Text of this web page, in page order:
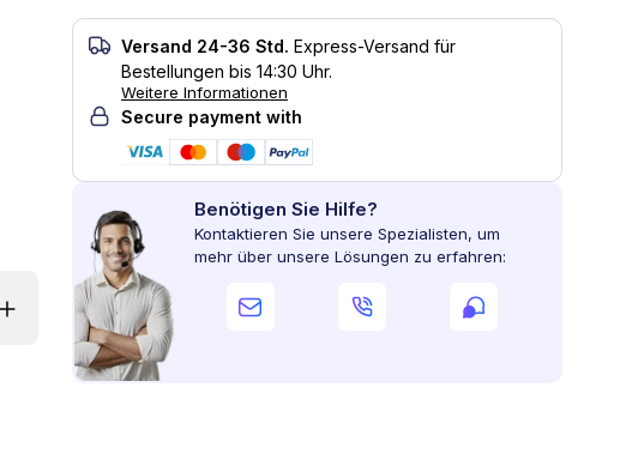
Versand 24-36 Std. Express-Versand für
Bestellungen bis 14:30 Uhr.
Weitere Informationen
Secure payment with
Benötigen Sie Hilfe?
Kontaktieren Sie unsere Spezialisten, um
mehr über unsere Lösungen zu erfahren: